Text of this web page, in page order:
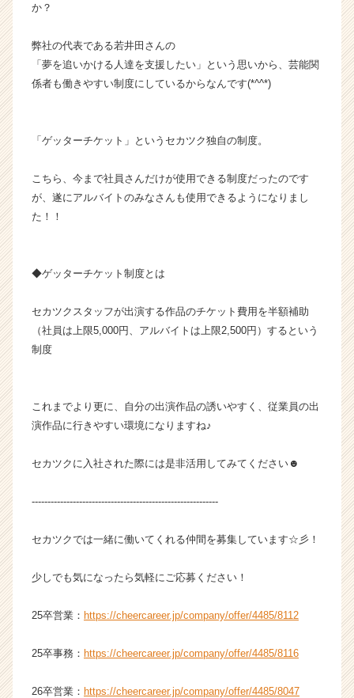
成
長
企
ス
ウ
ト
活
イ
ト
リ
ア
h
a
e
r）
か？
弊社の代表である若井田さんの
「夢を追いかける人達を支援したい」という思いから、芸能関
係者も働きやすい制度にしているからなんです(*^^*)
「ゲッターチケット」というセカツク独自の制度。
こちら、今まで社員さんだけが使用できる制度だったのです
が、遂にアルバイトのみなさんも使用できるようになりまし
た！！
◆ゲッターチケット制度とは
セカツクスタッフが出演する作品のチケット費用を半額補助
（社員は上限5,000円、アルバイトは上限2,500円）するという
制度
これまでより更に、自分の出演作品の誘いやすく、従業員の出
演作品に行きやすい環境になりますね♪
セカツクに入社された際には是非活用してみてください☻
-----------------------------------------------------------
セカツクでは一緒に働いてくれる仲間を募集しています☆彡！
少しでも気になったら気軽にご応募ください！
25卒営業： https://cheercareer.jp/company/offer/4485/8112
25卒事務： https://cheercareer.jp/company/offer/4485/8116
26卒営業： https://cheercareer.jp/company/offer/4485/8047